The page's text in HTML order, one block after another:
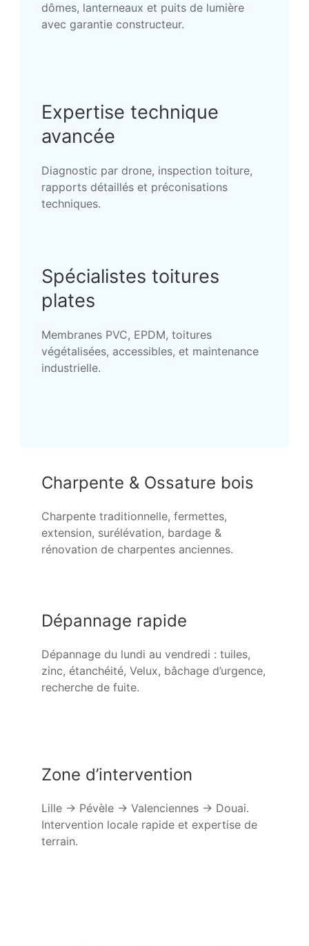
dômes, lanterneaux et puits de lumière
avec garantie constructeur.
Expertise technique
avancée
Diagnostic par drone, inspection toiture,
rapports détaillés et préconisations
techniques.
Spécialistes toitures
plates
Membranes PVC, EPDM, toitures
végétalisées, accessibles, et maintenance
industrielle.
Charpente & Ossature bois
Charpente traditionnelle, fermettes,
extension, surélévation, bardage &
rénovation de charpentes anciennes.
Dépannage rapide
Dépannage du lundi au vendredi : tuiles,
zinc, étanchéité, Velux, bâchage d’urgence,
recherche de fuite.
Zone d’intervention
Lille → Pévèle → Valenciennes → Douai.
Intervention locale rapide et expertise de
terrain.